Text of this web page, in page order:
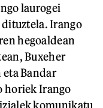
laurogei
Irango
hegoaldean
Buxeher
Bandar
horiek Irango
komunikatu